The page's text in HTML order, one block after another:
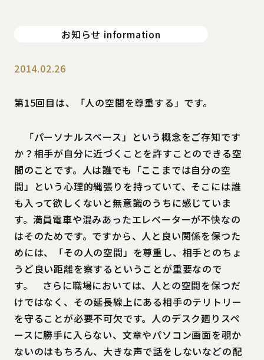
お知らせ information
2014.02.26
第15回目は、「人の空間を尊重する」です。
「パーソナルスペース」という概念をご存知です
か？相手が自分に近づくことを許すことのできる空
間のことです。人は誰でも「ここまでは自分の空
間」という心理的縄張りを持っていて、そこには誰
も入って欲しくないと無意識のうちに感じていま
す。満員電車や混みあったエレベーターが不快なの
はそのためです。ですから、人と良い関係を保つた
めには、「その人の空間」を尊重し、相手とのちょ
うど良い距離を察するということが重要なので
す。 さらに職場においては、人との空間を保つだ
けではなく、その延長線上にある相手のテリトリー
を守ることが必要不可欠です。人のデスク廻りスペ
ースに勝手に入らない、文章やパソコン画面を覗か
ないのはもちろん、大きな声で話をしないなどの配